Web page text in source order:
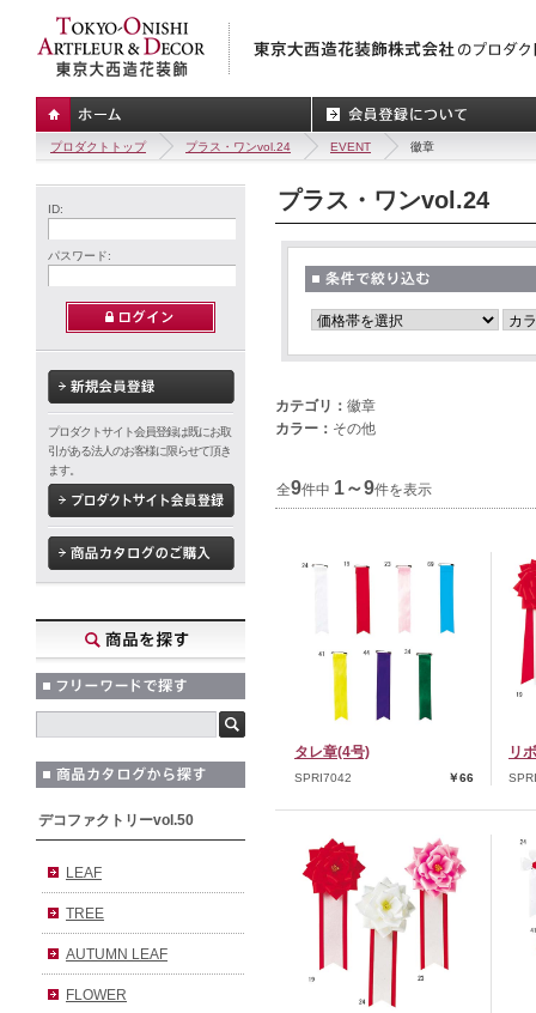
プロダクトトップ プラス・ワンvol.24 EVENT 徽章
ID:
パスワード:
プロダクトサイト会員登録は既にお取
引がある法人のお客様に限らせて頂き
ます。
デコファクトリーvol.50
LEAF
TREE
AUTUMN LEAF
FLOWER
プラス・ワンvol.24
カテゴリ： 徽章
カラー： その他
全9件中 1～9件を表示
タレ章(4号)
SPRI7042 ￥66
リ